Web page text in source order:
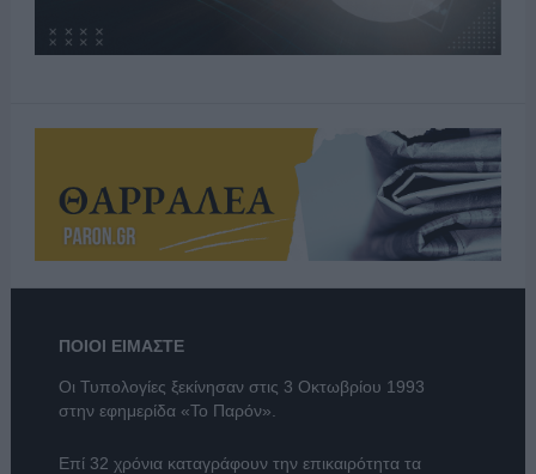
ΠΟΙΟΙ ΕΙΜΑΣΤΕ
Οι Τυπολογίες ξεκίνησαν στις 3 Οκτωβρίου 1993
στην εφημερίδα «Το Παρόν».
Επί 32 χρόνια καταγράφουν την επικαιρότητα τα